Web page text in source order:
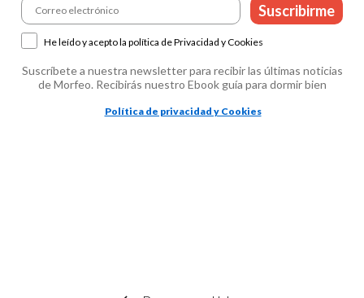
Suscribirme
He leído y acepto la política de Privacidad y Cookies
Suscríbete a nuestra newsletter para recibir las últimas noticias
de Morfeo. Recibirás nuestro Ebook guía para dormir bien
Política de privacidad y Cookies